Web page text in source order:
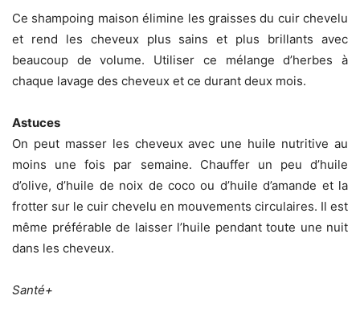
Ce shampoing maison élimine les graisses du cuir chevelu
et rend les cheveux plus sains et plus brillants avec
beaucoup de volume. Utiliser ce mélange d’herbes à
chaque lavage des cheveux et ce durant deux mois.
Astuces
On peut masser les cheveux avec une huile nutritive au
moins une fois par semaine. Chauffer un peu d’huile
d’olive, d’huile de noix de coco ou d’huile d’amande et la
frotter sur le cuir chevelu en mouvements circulaires. Il est
même préférable de laisser l’huile pendant toute une nuit
dans les cheveux.
Santé+